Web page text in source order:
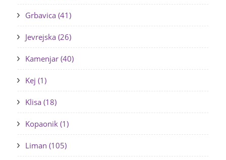
Grbavica (41)
Jevrejska (26)
Kamenjar (40)
Kej (1)
Klisa (18)
Kopaonik (1)
Liman (105)